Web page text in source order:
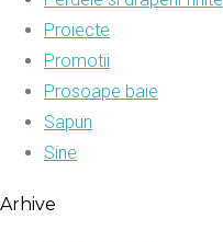
Proiecte
Promotii
Prosoape baie
Sapun
Sine
Arhive